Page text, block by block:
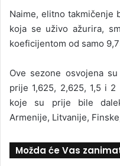
Naime, elitno takmičenje
koja se uživo ažurira,
koeficijentom od samo
Ove sezone osvojena
prije 1,625, 2,625, 1,5 i
koje su prije bile
Armenije, Litvanije,
Možda će Vas